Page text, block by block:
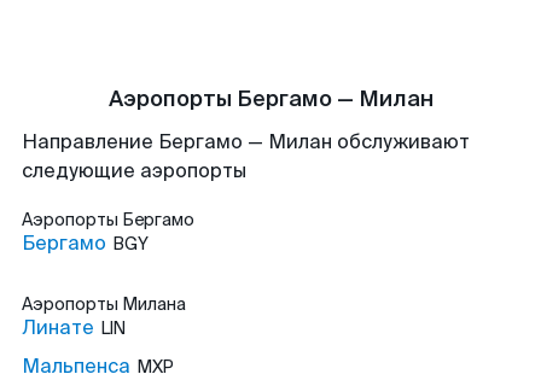
Аэропорты Бергамо — Милан
Направление Бергамо — Милан обслуживают
следующие аэропорты
Аэропорты Бергамо
Бергамо BGY
Аэропорты Милана
Линате LIN
Мальпенса MXP